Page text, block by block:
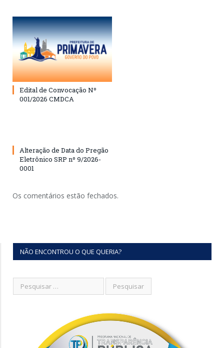
Edital de Convocação Nº
001/2026 CMDCA
Alteração de Data do Pregão
Eletrônico SRP nº 9/2026-
0001
Os comentários estão fechados.
NÃO ENCONTROU O QUE QUERIA?